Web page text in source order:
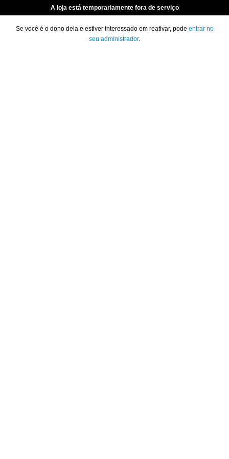
A loja está temporariamente fora de serviço
Se você é o dono dela e estiver interessado em reativar, pode entrar no
seu administrador.